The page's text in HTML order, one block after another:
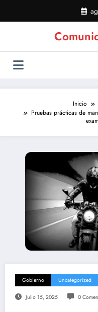
contenido
Inicio
Pruebas prácticas de
Gobierno Uncategorized
Julio 15, 2025 0